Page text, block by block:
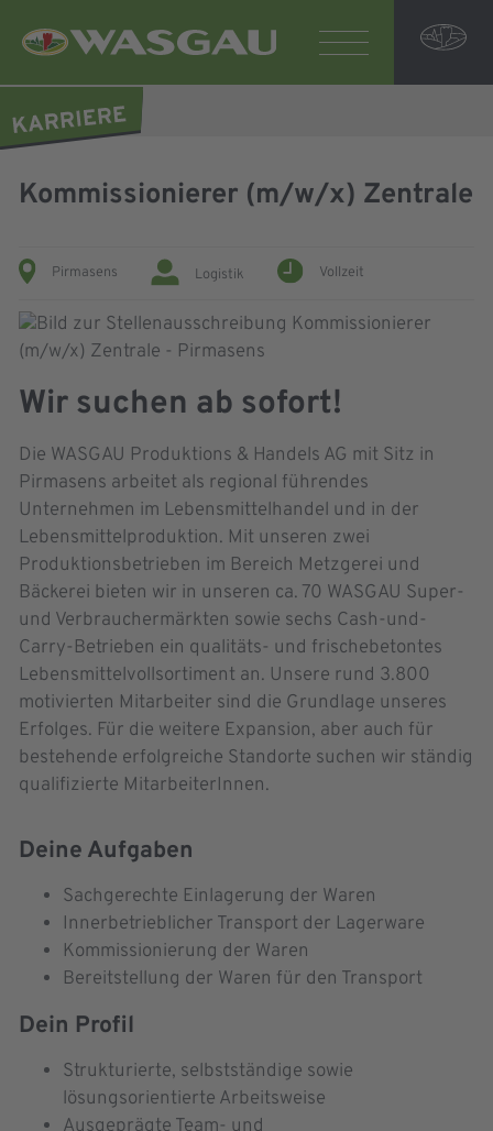
Kommissionierer (m/w/x) Zentrale
Pirmasens Logistik Vollzeit
Wir suchen ab sofort!
Die WASGAU Produktions & Handels AG mit Sitz in
Pirmasens arbeitet als regional führendes
Unternehmen im Lebensmittelhandel und in der
Lebensmittelproduktion. Mit unseren zwei
Produktionsbetrieben im Bereich Metzgerei und
Bäckerei bieten wir in unseren ca. 70 WASGAU Super-
und Verbrauchermärkten sowie sechs Cash-und-
Carry-Betrieben ein qualitäts- und frischebetontes
Lebensmittelvollsortiment an. Unsere rund 3.800
motivierten Mitarbeiter sind die Grundlage unseres
Erfolges. Für die weitere Expansion, aber auch für
bestehende erfolgreiche Standorte suchen wir ständig
qualifizierte MitarbeiterInnen.
Deine Aufgaben
Sachgerechte Einlagerung der Waren
Innerbetrieblicher Transport der Lagerware
Kommissionierung der Waren
Bereitstellung der Waren für den Transport
Dein Profil
Strukturierte, selbstständige sowie
lösungsorientierte Arbeitsweise